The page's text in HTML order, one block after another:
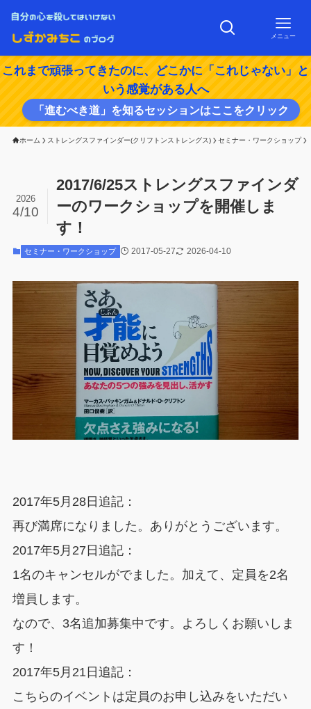
メニュー
これまで頑張ってきたのに、どこかに「これじゃない」と
いう感覚がある人へ
「進むべき道」を知るセッションはここをクリック
ホーム ストレングスファインダー(クリフトンストレングス) セミナー・ワークショップ
2017/6/25ストレングスファインダ
ーのワークショップを開催しま
す！
2026
4/10
セミナー・ワークショップ 2017-05-27 2026-04-10
2017年5月28日追記：
再び満席になりました。ありがとうございます。
2017年5月27日追記：
1名のキャンセルがでました。加えて、定員を2名
増員します。
なので、3名追加募集中です。よろしくお願いしま
す！
2017年5月21日追記：
こちらのイベントは定員のお申し込みをいただい